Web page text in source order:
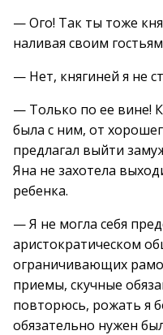
— Ого! Так ты тоже
наливая своим
— Нет, княгиней я не
— Только по ее вине!
была с ним, от
предлагал выйти
Яна не захотела
ребенка.
— Я не могла себя
аристократическом
ограничивающих
приемы, скучные
повторюсь, рожать я
обязательно нужен